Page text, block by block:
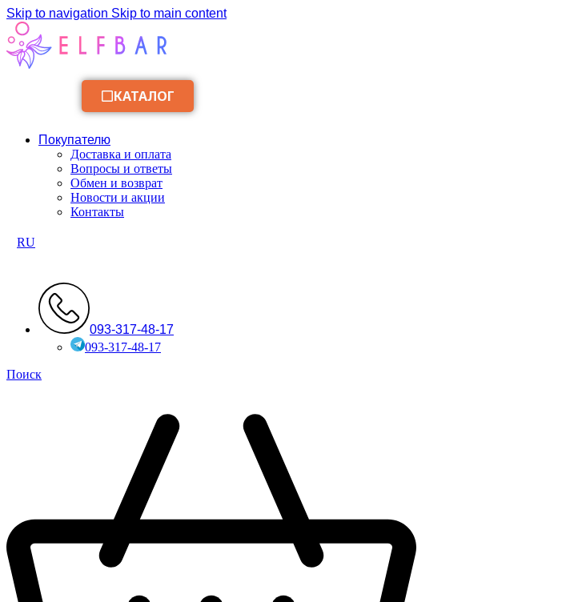
Skip to navigation Skip to main content
КАТАЛОГ
Покупателю
Доставка и оплата
Вопросы и ответы
Обмен и возврат
Новости и акции
Контакты
RU
093-317-48-17
093-317-48-17
Поиск